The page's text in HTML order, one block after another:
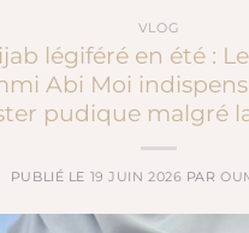
VLOG
légiféré en été :
Abi Moi
pudique malgré
PUBLIÉ LE 19 JUIN 2026 PAR